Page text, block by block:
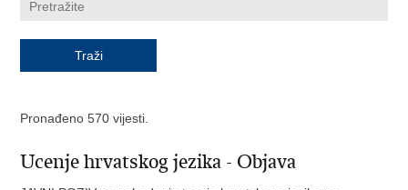
Pronađeno 570 vijesti.
Ucenje hrvatskog jezika - Objava